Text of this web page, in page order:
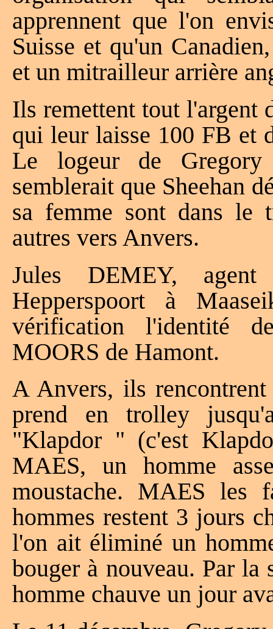
apprennent que l'on
Suisse et qu'un
et un mitrailleur arrière
Ils remettent tout l'argent
qui leur laisse 100 FB et
Le logeur de
semblerait que Sheehan
sa femme sont dans le
autres vers Anvers.
Jules DEMEY,
Hepperspoort à
vérification l'identité
MOORS de Hamont.
A Anvers, ils
prend en trolley
"Klapdor " (c'est
MAES, un homme
moustache. MAES les
hommes restent 3 jours
l'on ait éliminé un
bouger à nouveau. Par
homme chauve un jour